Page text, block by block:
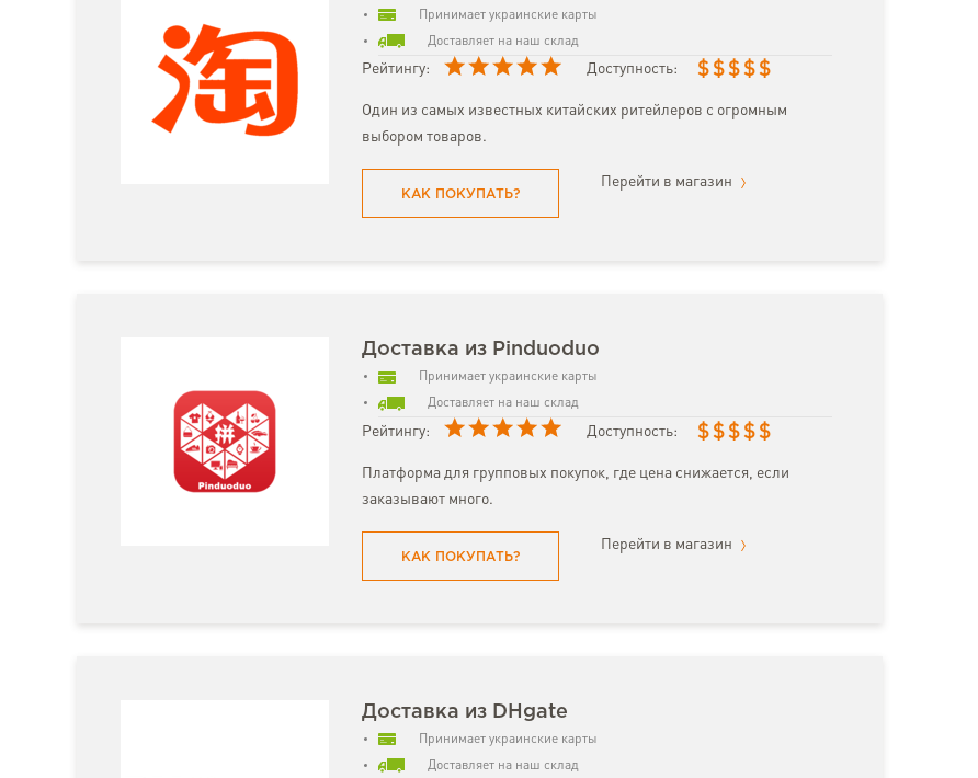
Принимает украинские карты
Доставляет на наш склад
Рейтингу: Доступность: $ $ $ $ $
Один из самых известных китайских ритейлеров с огромным
выбором товаров.
КАК ПОКУПАТЬ?
Перейти в магазин
Доставка из Pinduoduo
Принимает украинские карты
Доставляет на наш склад
Рейтингу: Доступность: $ $ $ $ $
Платформа для групповых покупок, где цена снижается, если
заказывают много.
КАК ПОКУПАТЬ?
Перейти в магазин
Доставка из DHgate
Принимает украинские карты
Доставляет на наш склад